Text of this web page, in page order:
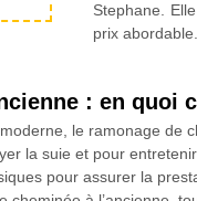
Stephane.
prix abordable.
: en quoi
le ramonage de
la suie et pour
pour assurer la